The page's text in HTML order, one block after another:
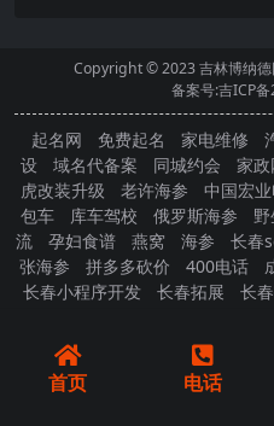
Copyright © 2023吉林博纳
备案号:吉ICP
起名网 免费起名 家电维修
设
域名代备案 同城约会 家政
虎改装升级
老许海参 中国宏
包车
库车驾校 俄罗斯海参
流
孕妇食谱 燕窝 海参 长春
张海参
拼多多砍价 400电话
长春小程序开发
长春拓展 长
首页 电话